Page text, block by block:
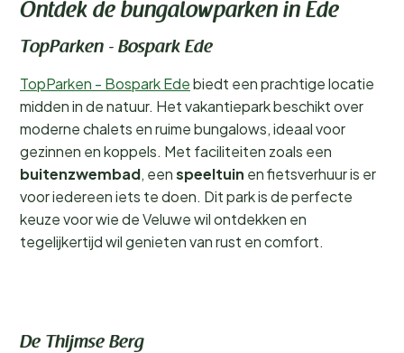
Ontdek de bungalowparken in Ede
TopParken - Bospark Ede
TopParken - Bospark Edebiedt een prachtige locatie
midden in de natuur. Het vakantiepark beschikt over
moderne chalets en ruime bungalows, ideaal voor
gezinnen en koppels. Met faciliteiten zoals een
buitenzwembad, eenspeeltuin en fietsverhuur is er
voor iedereen iets te doen. Dit park is de perfecte
keuze voor wie de Veluwe wil ontdekken en
tegelijkertijd wil genieten van rust en comfort.
De Thijmse Berg